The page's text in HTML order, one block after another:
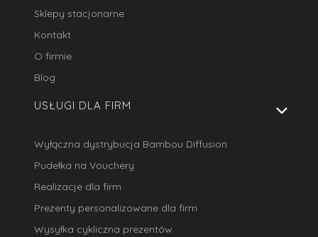
Sklepy stacjonarne
Kontakt
O firmie
Blog
USŁUGI DLA FIRM
Wyłączna dystrybucja Bambou Diffusion
Pudełka na Vouchery
Realizacje dla firm
Prezenty personalizowane dla firm
Wysyłka cykliczna prezentów